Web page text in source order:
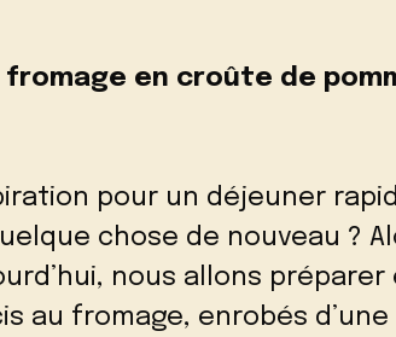
en croûte de
pour un déjeuner
chose de nouveau ?
nous allons préparer
au fromage, enrobés